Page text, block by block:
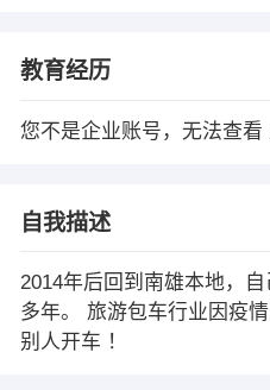
教育经历
您不是企业账号，无法查看
自我描述
2014年后回到南雄本地，
多年。 旅游包车行业因疫
别人开车 ！